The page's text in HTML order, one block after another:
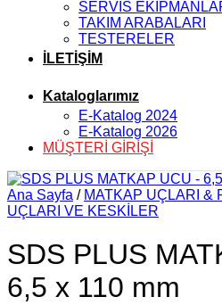
SERVİS
TAKIM ARABALARI
TESTERELER
İLETİŞİM
Kataloglarımız
E-Katalog 2024
E-Katalog 2026
MÜŞTERİ GİRİŞİ
Ana Sayfa / MATKAP UÇLARI &
UÇLARI VE KESKİLER
SDS PLUS
6,5 x 110 mm